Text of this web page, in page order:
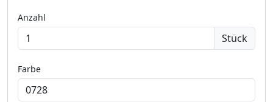
Anzahl
Stück
Farbe